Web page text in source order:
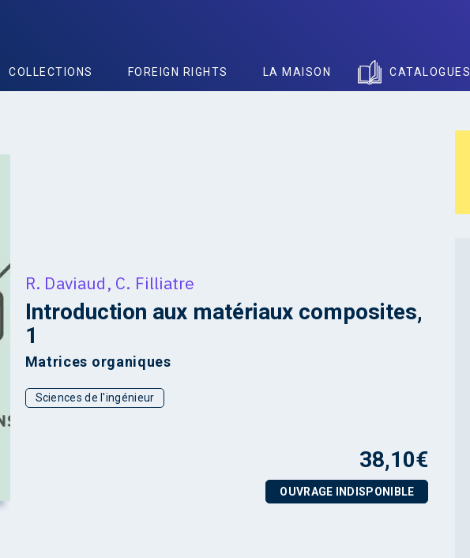
COLLECTIONS FOREIGN RIGHTS LA MAISON CATALOGUES
R. Daviaud, C. Filliatre
Introduction aux matériaux composites,
1
Matrices organiques
Sciences de l'ingénieur
38,10€
OUVRAGE INDISPONIBLE